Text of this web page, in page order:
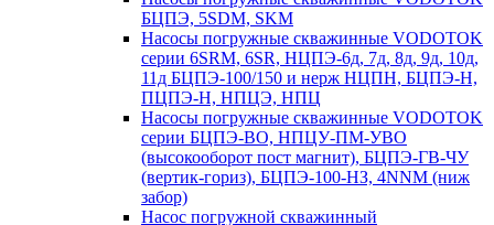
БЦПЭ, 5SDM, SKM
Насосы погружные скважинные VODOTOK
серии 6SRM, 6SR, НЦПЭ-6д, 7д, 8д, 9д, 10д,
11д БЦПЭ-100/150 и нерж НЦПН, БЦПЭ-Н,
ПЦПЭ-Н, НПЦЭ, НПЦ
Насосы погружные скважинные VODOTOK
серии БЦПЭ-ВО, НПЦУ-ПМ-УВО
(высокооборот пост магнит), БЦПЭ-ГВ-ЧУ
(вертик-гориз), БЦПЭ-100-НЗ, 4NNM (ниж
забор)
Насос погружной скважинный